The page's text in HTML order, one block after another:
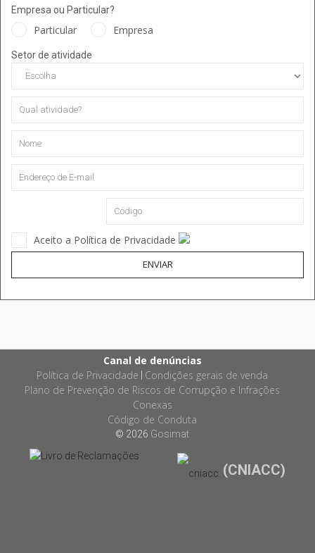
Empresa ou Particular?
Particular Empresa
Setor de atividade
Aceito a Política de Privacidade
ENVIAR
Canal de denúncias
Política de Privacidade Condições gerais de venda
Plano de Prevenção de Riscos de Corrupção e Infrações
Conexas
Código de Conduta
© 2026 Gosimat
(CNIACC)